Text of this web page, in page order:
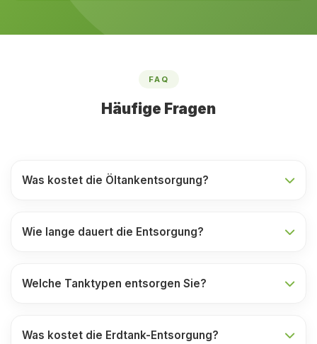
FAQ
Häufige Fragen
Was kostet die Öltankentsorgung?
Wie lange dauert die Entsorgung?
Welche Tanktypen entsorgen Sie?
Was kostet die Erdtank-Entsorgung?